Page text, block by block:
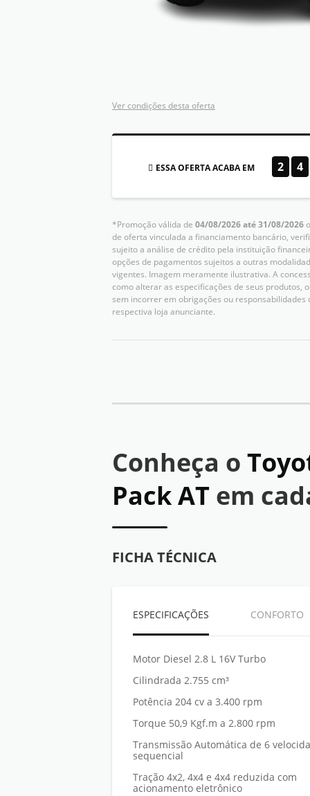
Ver condições desta oferta
ESSA OFERTA ACABA EM 2 4
*Promoção válida de 04/08/2026 até 31/08/2026
de oferta vinculada a financiamento bancário,
sujeito a análise de crédito pela instituição
opções de pagamentos sujeitos a outras
vigentes. Imagem meramente ilustrativa. A
como alterar as especificações de seus produtos,
sem incorrer em obrigações ou
respectiva loja anunciante.
Conheça o
Pack AT em
FICHA TÉCNICA
ESPECIFICAÇÕES CONFORTO
Motor Diesel 2.8 L 16V Turbo
Cilindrada 2.755 cm³
Potência 204 cv a 3.400 rpm
Torque 50,9 Kgf.m a 2.800 rpm
Transmissão Automática de 6
sequencial
Tração 4x2, 4x4 e 4x4 reduzida com
acionamento eletrônico